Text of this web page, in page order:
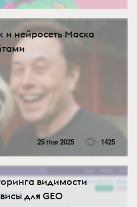
и нейросеть Маска
25 Ноя 2025 1425
видимости
для GEO